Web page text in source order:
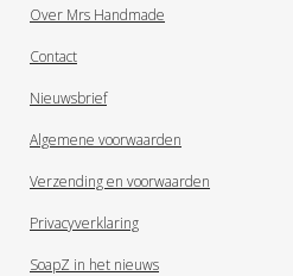
Over Mrs Handmade
Contact
Nieuwsbrief
Algemene voorwaarden
Verzending en voorwaarden
Privacyverklaring
SoapZ in het nieuws